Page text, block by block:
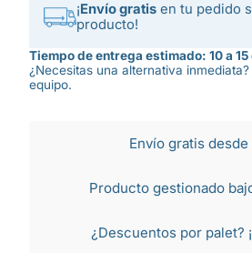
¡Envío gratis en tu pedido
producto!
Tiempo de entrega estimado: 10 a
¿Necesitas una alternativa
equipo.
Envío gratis
Producto gestionado
¿Descuentos por palet?